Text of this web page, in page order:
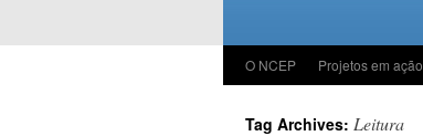
O NCEP Projetos em ação
Tag Archives: Leitura